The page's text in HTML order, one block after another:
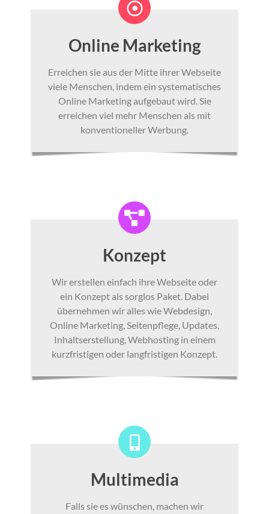
Online Marketing
Erreichen sie aus der Mitte ihrer Webseite
viele Menschen, indem ein systematisches
Online Marketing aufgebaut wird. Sie
erreichen viel mehr Menschen als mit
konventioneller Werbung.
Konzept
Wir erstellen einfach ihre Webseite oder
ein Konzept als sorglos Paket. Dabei
übernehmen wir alles wie Webdesign,
Online Marketing, Seitenpflege, Updates,
Inhaltserstellung, Webhosting in einem
kurzfristigen oder langfristigen Konzept.
Multimedia
Falls sie es wünschen, machen wir